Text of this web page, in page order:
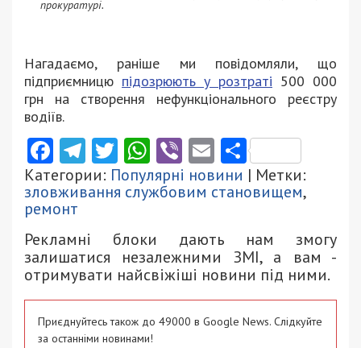
прокуратурі.
Нагадаємо, раніше ми повідомляли, що
підприємницю підозрюють у розтраті 500 000
грн на створення нефункціонального реєстру
водіїв.
Facebook
Telegram
Twitter
WhatsApp
ViberEmail
Категории: Популярні новини | Метки:
зловживання службовим становищем,
ремонт
Рекламні блоки дають нам змогу
залишатися незалежними ЗМІ, а вам -
отримувати найсвіжіші новини під ними.
Приєднуйтесь також до 49000 в Google News. Слідкуйте
за останніми новинами!